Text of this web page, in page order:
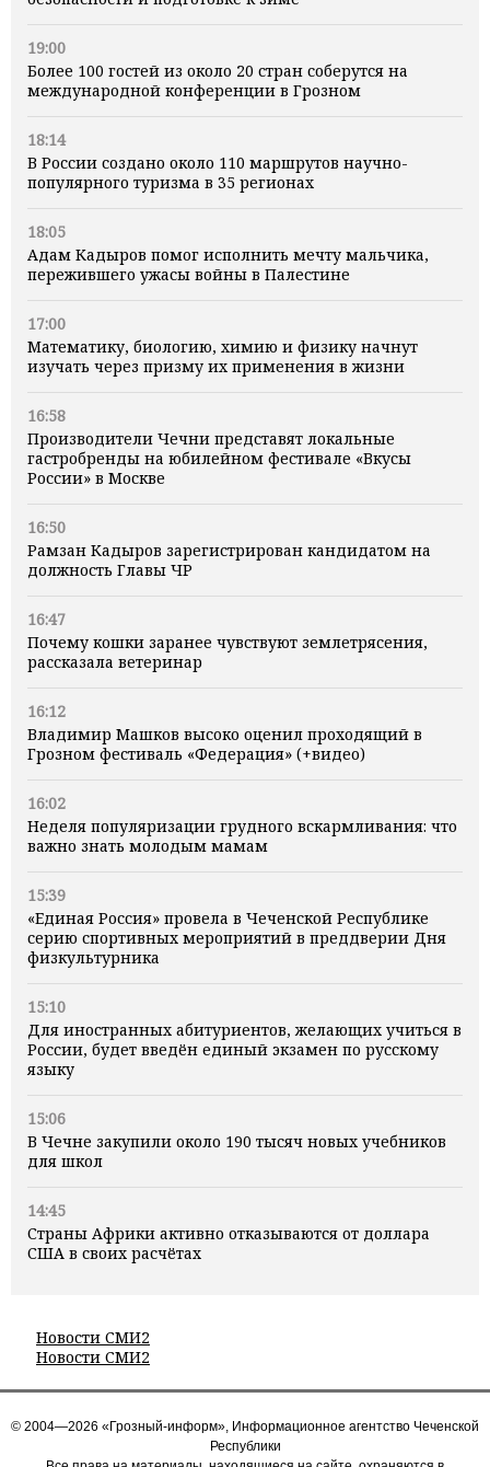
19:00
Более 100 гостей из около 20 стран соберутся на
международной конференции в Грозном
18:14
В России создано около 110 маршрутов научно-
популярного туризма в 35 регионах
18:05
Адам Кадыров помог исполнить мечту мальчика,
пережившего ужасы войны в Палестине
17:00
Математику, биологию, химию и физику начнут
изучать через призму их применения в жизни
16:58
Производители Чечни представят локальные
гастробренды на юбилейном фестивале «Вкусы
России» в Москве
16:50
Рамзан Кадыров зарегистрирован кандидатом на
должность Главы ЧР
16:47
Почему кошки заранее чувствуют землетрясения,
рассказала ветеринар
16:12
Владимир Машков высоко оценил проходящий в
Грозном фестиваль «Федерация» (+видео)
16:02
Неделя популяризации грудного вскармливания: что
важно знать молодым мамам
15:39
«Единая Россия» провела в Чеченской Республике
серию спортивных мероприятий в преддверии Дня
физкультурника
15:10
Для иностранных абитуриентов, желающих учиться в
России, будет введён единый экзамен по русскому
языку
15:06
В Чечне закупили около 190 тысяч новых учебников
для школ
14:45
Страны Африки активно отказываются от доллара
США в своих расчётах
Новости СМИ2
Новости СМИ2
© 2004—2026 «Грозный-информ», Информационное агентство Чеченской
Республики